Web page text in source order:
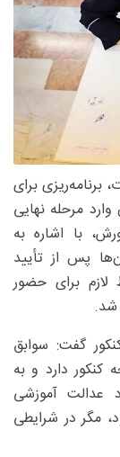
برای
مرحله نهایی
با اشاره به
پس از تأیید
برای حضور
شد.
گفت: سوابق
نتیجه کنکور دارد و به
عدالت آموزشی
مگر در شرایطی